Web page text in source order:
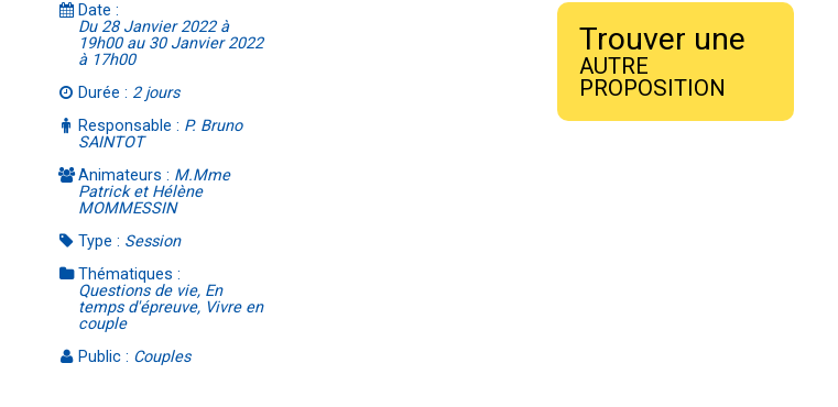
Date :
Du 28 Janvier 2022 à
19h00 au 30 Janvier 2022
à 17h00
Durée : 2 jours
Responsable : P. Bruno
SAINTOT
Animateurs : M.Mme
Patrick et Hélène
MOMMESSIN
Type : Session
Thématiques :
Questions de vie, En
temps d'épreuve, Vivre en
couple
Public : Couples
Trouver une
AUTRE
PROPOSITION